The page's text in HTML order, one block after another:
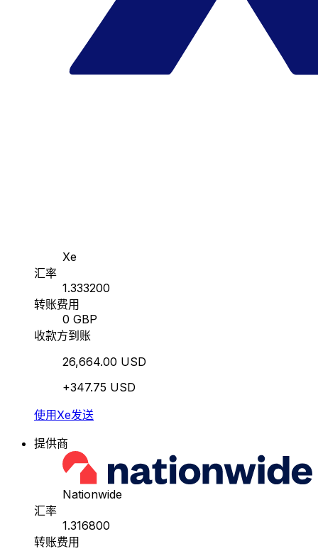
Xe
汇率
1.333200
转账费用
0 GBP
收款方到账
26,664.00 USD
+347.75 USD
使用Xe发送
提供商
Nationwide
汇率
1.316800
转账费用